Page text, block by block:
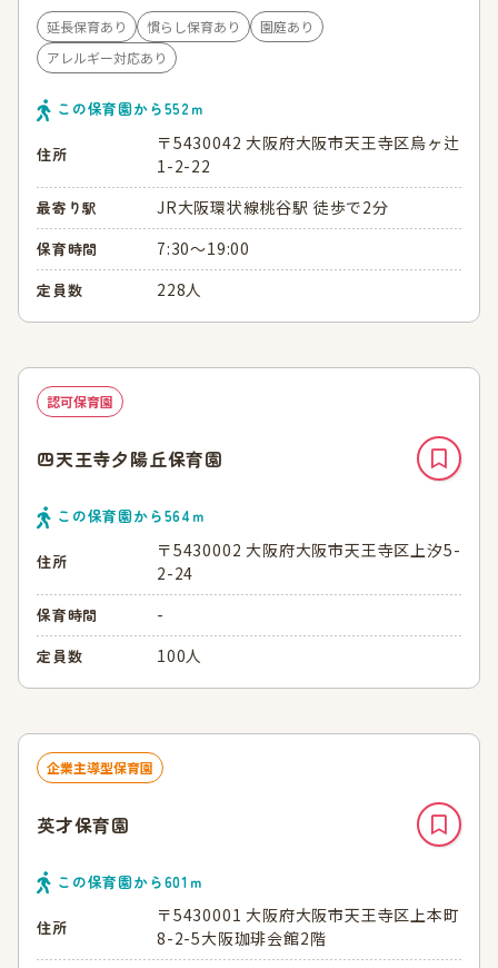
延長保育あり 慣らし保育あり
園庭あり
アレルギー対応あり
この保育園から552ｍ
住所
〒5430042 大阪府大阪市天王寺区烏ヶ辻
1-2-22
最寄り駅 JR大阪環状線桃谷駅 徒歩で2分
保育時間 7:30～19:00
定員数 228人
認可保育園
四天王寺夕陽丘保育園
この保育園から564 ｍ
住所
〒5430002 大阪府大阪市天王寺区上汐5-
2-24
保育時間 -
定員数 100人
企業主導型保育園
英才保育園
この保育園から601 ｍ
住所
〒5430001 大阪府大阪市天王寺区上本町
8-2-5大阪珈琲会館2階